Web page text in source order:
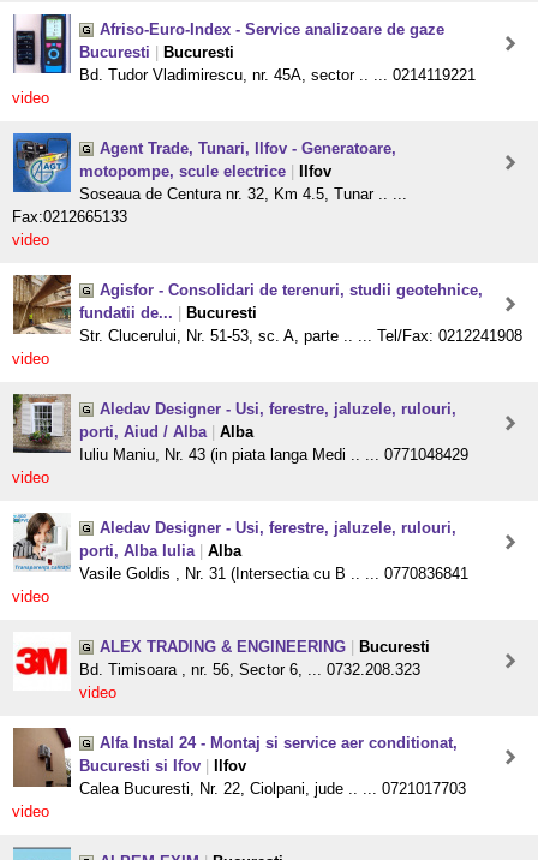
Afriso-Euro-Index - Service analizoare de gaze
Bucuresti
Bucuresti
Bd. Tudor Vladimirescu, nr. 45A, sector .. ... 0214119221
video
Agent Trade, Tunari, Ilfov - Generatoare,
motopompe, scule electrice
Ilfov
Soseaua de Centura nr. 32, Km 4.5, Tunar .. ...
Fax:0212665133
video
Agisfor - Consolidari de terenuri, studii geotehnice,
fundatii de...
Bucuresti
Str. Clucerului, Nr. 51-53, sc. A, parte .. ... Tel/Fax: 0212241908
video
Aledav Designer - Usi, ferestre, jaluzele, rulouri,
porti, Aiud / Alba
Alba
Iuliu Maniu, Nr. 43 (in piata langa Medi .. ... 0771048429
video
Aledav Designer - Usi, ferestre, jaluzele, rulouri,
porti, Alba Iulia
Alba
Vasile Goldis , Nr. 31 (Intersectia cu B .. ... 0770836841
video
ALEX TRADING & ENGINEERING
Bucuresti
Bd. Timisoara , nr. 56, Sector 6, ... 0732.208.323
video
Alfa Instal 24 - Montaj si service aer conditionat,
Bucuresti si Ifov
Ilfov
Calea Bucuresti, Nr. 22, Ciolpani, jude .. ... 0721017703
video